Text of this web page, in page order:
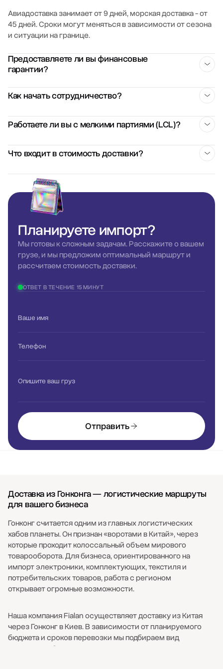
Авиадоставка занимает от 9 дней, морская доставка - от
45 дней. Сроки могут меняться в зависимости от сезона
и ситуации на границе.
Предоставляете ли вы финансовые
гарантии?
Да, мы предоставляем финансовые гарантии на каждую
сделку. Это включает страхование груза, контроль
оплаты поставщику и юридическое сопровождение
контракта.
Как начать сотрудничество?
Свяжитесь с нами через форму на сайте или по
телефону. Мы проведем бесплатную консультацию,
оценим ваш запрос и подготовим коммерческое
предложение.
Работаете ли вы с мелкими партиями (LCL)?
Да, мы организуем сборные перевозки (LCL) от 1 м³.
Благодаря консолидации грузов на наших складах в
Китае, вы получаете выгодные тарифы даже для
небольших партий.
Что входит в стоимость доставки?
Стоимость зависит от типа перевозки, объема и
маршрута. В нее может входить: фрахт, таможенное
оформление, страхование, внутренняя доставка по
Украине.
Планируетеимпорт?
Мы готовы к сложным задачам. Расскажите о вашем
грузе, и мы предложим оптимальный маршрут и
рассчитаем стоимость доставки.
ОТВЕТ В ТЕЧЕНИЕ 15 МИНУТ
Ваше имя
Телефон
Опишите ваш груз
Отправить
Доставка из Гонконга — логистические маршруты
для вашего бизнеса
Гонконг считается одним из главных логистических
хабов планеты. Он признан «воротами в Китай», через
которые проходит колоссальный объем мирового
товарооборота. Для бизнеса, ориентированного на
импорт электроники, комплектующих, текстиля и
потребительских товаров, работа с регионом
открывает огромные возможности.
Наша компания Fialan осуществляет доставку из Китая
через Гонконг в Киев. В зависимости от планируемого
бюджета и сроков перевозки мы подбираем вид
транспорта. Срочные доставки выполняются